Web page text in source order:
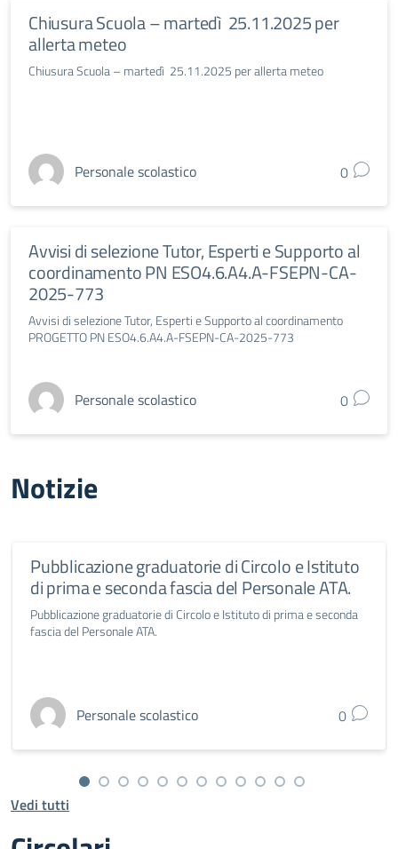
Chiusura Scuola – martedì 25.11.2025 per
allerta meteo
Chiusura Scuola – martedì 25.11.2025 per allerta meteo
Personale scolastico 0
Avvisi di selezione Tutor, Esperti e Supporto al
coordinamento PN ESO4.6.A4.A-FSEPN-CA-
2025-773
Avvisi di selezione Tutor, Esperti e Supporto al coordinamento
PROGETTO PN ESO4.6.A4.A-FSEPN-CA-2025-773
Personale scolastico 0
Notizie
Pubblicazione graduatorie di Circolo e Istituto
di prima e seconda fascia del Personale ATA.
Pubblicazione graduatorie di Circolo e Istituto di prima e seconda
fascia del Personale ATA.
Personale scolastico 0
Vedi tutti